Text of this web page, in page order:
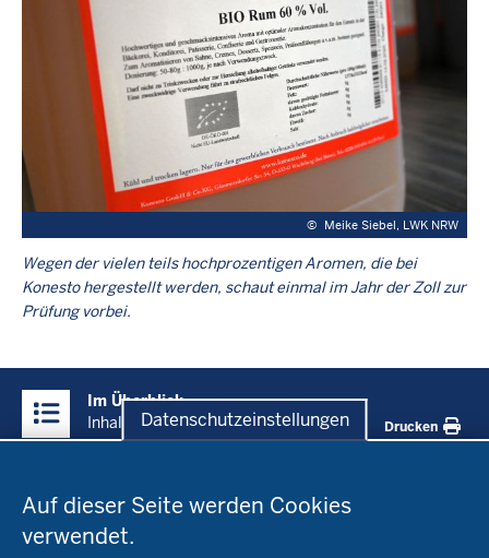
Datenschutzeinstellungen
Auf dieser Seite werden Cookies
verwendet.
© Meike Siebel, LWK NRW
Wegen der vielen teils hochprozentigen Aromen, die bei
Konesto hergestellt werden, schaut einmal im Jahr der Zoll zur
Prüfung vorbei.
Inhalte
Im Überblick
Inhalt
Drucken
in
der
Fachinfo